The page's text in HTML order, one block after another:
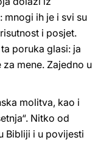
mnogi ih je i svi su
i posjet.
poruka glasi: ja
mene. Zajedno u
molitva, kao i
Nitko od
Bibliji i u povijesti